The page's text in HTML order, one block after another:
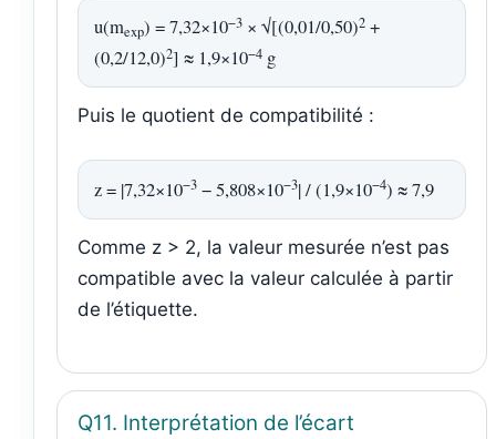
u(mexp) = 7,32×10−3 × √[(0,01/0,50)2 +
(0,2/12,0)2] ≈ 1,9×10−4 g
Puis le quotient de compatibilité :
z = |7,32×10−3 − 5,808×10−3| / (1,9×10−4) ≈ 7,9
Comme z > 2, la valeur mesurée n’est pas
compatible avec la valeur calculée à partir
de l’étiquette.
Q11. Interprétation de l’écart